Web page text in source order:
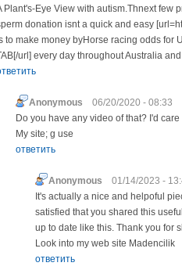
Plant's-Eye View with autism.Thnext few
donation isnt a quick and easy
to make money byHorse racing odds for
url] every day throughout Australia
Anonymous
06/20/2020 - 08:33
Do you have any video of that? I'd
My site; g use
ответить
Anonymous
01/14/2023 -
It's actually a nice and helpoful
satisfied that you shared this
up to date like this. Thank you for
Look into my web site Madencilik
ответить